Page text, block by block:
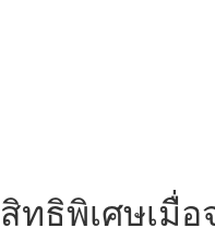
สิทธิพิเศษเมื่อ